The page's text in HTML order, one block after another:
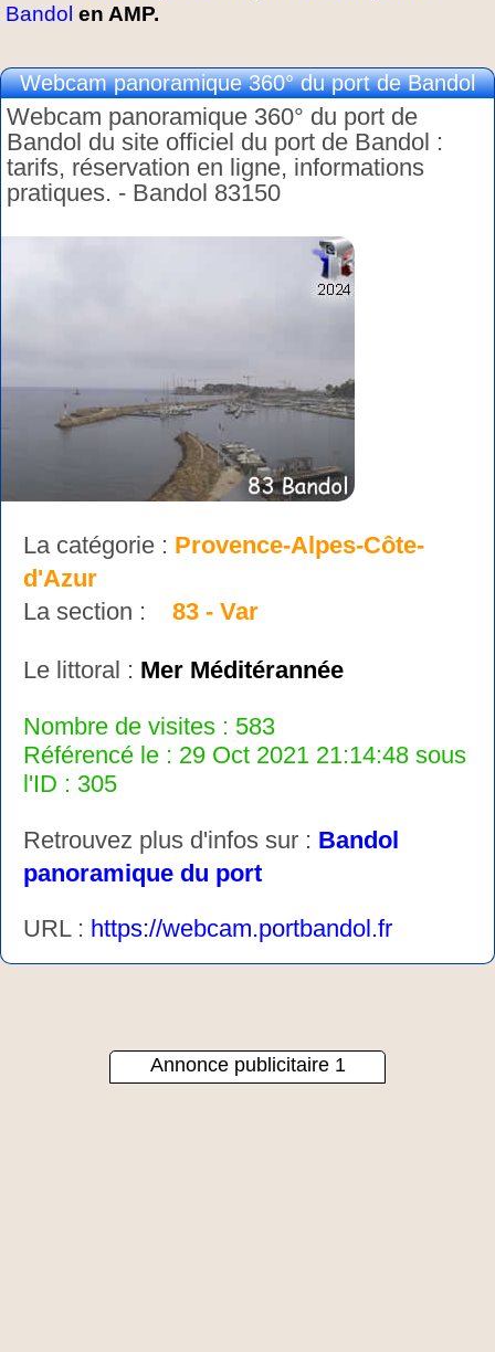
Bandol en AMP.
Webcam panoramique 360° du port de Bandol
Webcam panoramique 360° du port de
Bandol du site officiel du port de Bandol :
tarifs, réservation en ligne, informations
pratiques. - Bandol 83150
La catégorie : Provence-Alpes-Côte-
d'Azur
La section : 83 - Var
Le littoral : Mer Méditérannée
Nombre de visites : 583
Référencé le : 29 Oct 2021 21:14:48 sous
l'ID : 305
Retrouvez plus d'infos sur : Bandol
panoramique du port
URL : https://webcam.portbandol.fr
Annonce publicitaire 1